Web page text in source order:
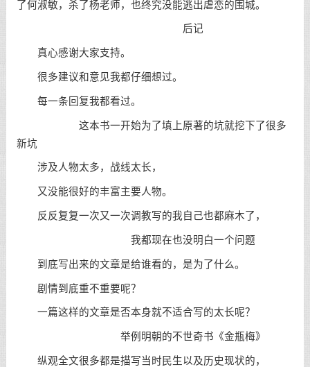
了何淑敏，杀了杨老师，也终究没能逃出虐恋的围城。
后记
真心感谢大家支持。
很多建议和意见我都仔细想过。
每一条回复我都看过。
这本书一开始为了填上原著的坑就挖下了很多
新坑
涉及人物太多，战线太长，
又没能很好的丰富主要人物。
反反复复一次又一次调教写的我自己也都麻木了，
我都现在也没明白一个问题
到底写出来的文章是给谁看的，是为了什么。
剧情到底重不重要呢？
一篇这样的文章是否本身就不适合写的太长呢？
举例明朝的不世奇书《金瓶梅》
纵观全文很多都是描写当时民生以及历史现状的，